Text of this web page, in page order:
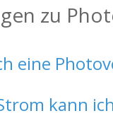
zu
eine
kann